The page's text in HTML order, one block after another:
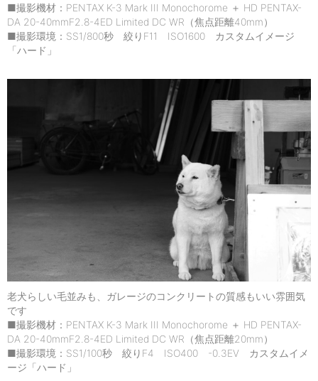
■撮影機材：PENTAX K-3 Mark III Monochorome ＋ HD PENTAX-
DA 20-40mmF2.8-4ED Limited DC WR（焦点距離40mm）
■撮影環境：SS1/800秒 絞りF11 ISO1600 カスタムイメージ
「ハード」
老犬らしい毛並みも、ガレージのコンクリートの質感もいい雰囲気
です
■撮影機材：PENTAX K-3 Mark III Monochorome ＋ HD PENTAX-
DA 20-40mmF2.8-4ED Limited DC WR（焦点距離20mm）
■撮影環境：SS1/100秒 絞りF4 ISO400 -0.3EV カスタムイメ
ージ「ハード」